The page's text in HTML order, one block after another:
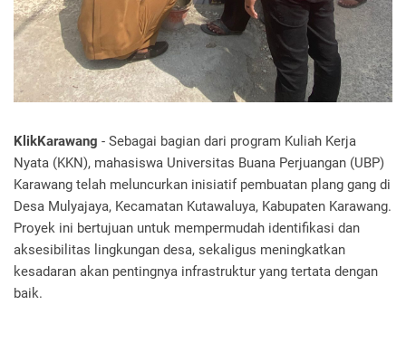
KlikKarawang - Sebagai bagian dari program Kuliah Kerja
Nyata (KKN), mahasiswa Universitas Buana Perjuangan (UBP)
Karawang telah meluncurkan inisiatif pembuatan plang gang di
Desa Mulyajaya, Kecamatan Kutawaluya, Kabupaten Karawang.
Proyek ini bertujuan untuk mempermudah identifikasi dan
aksesibilitas lingkungan desa, sekaligus meningkatkan
kesadaran akan pentingnya infrastruktur yang tertata dengan
baik.